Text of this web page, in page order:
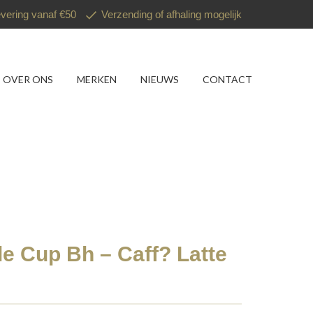
vanaf €50 Verzending of afhaling mogelijk
OVER ONS MERKEN NIEUWS CONTACT
Cup Bh – Caff? Latte